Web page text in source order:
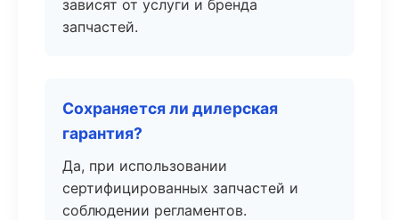
зависят от услуги и бренда
запчастей.
Сохраняется ли дилерская
гарантия?
Да, при использовании
сертифицированных запчастей и
соблюдении регламентов.